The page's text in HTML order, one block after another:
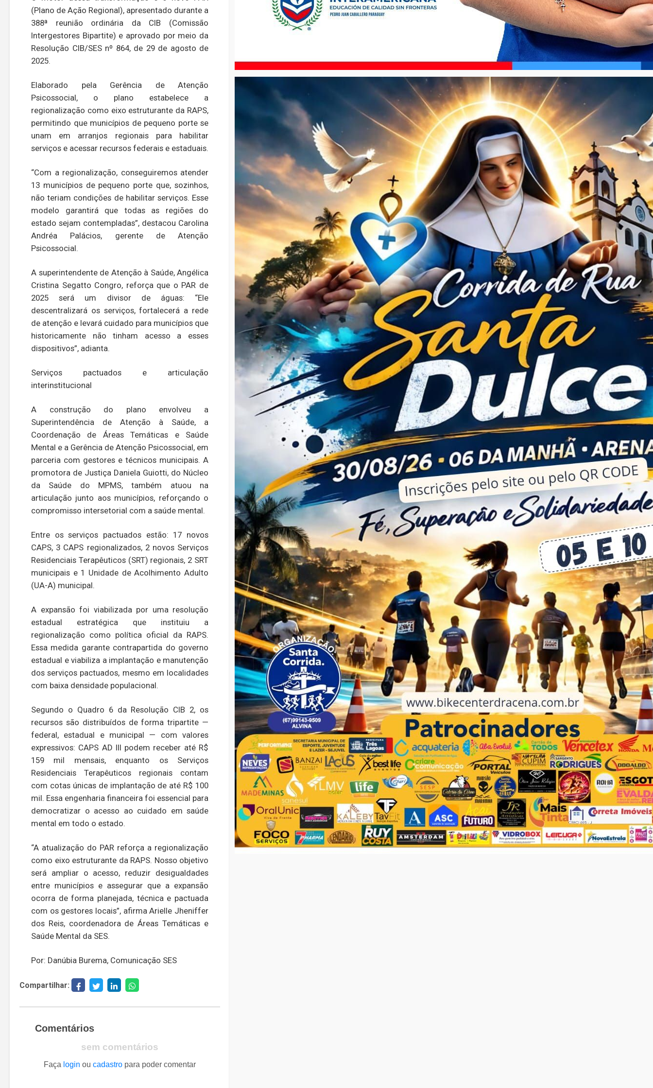
(Plano de Ação Regional), apresentado durante a
388ª reunião ordinária da CIB (Comissão
Intergestores Bipartite) e aprovado por meio da
Resolução CIB/SES nº 864, de 29 de agosto de
2025.
Elaborado pela Gerência de Atenção
Psicossocial, o plano estabelece a
regionalização como eixo estruturante da RAPS,
permitindo que municípios de pequeno porte se
unam em arranjos regionais para habilitar
serviços e acessar recursos federais e estaduais.
“Com a regionalização, conseguiremos atender
13 municípios de pequeno porte que, sozinhos,
não teriam condições de habilitar serviços. Esse
modelo garantirá que todas as regiões do
estado sejam contempladas”, destacou Carolina
Andréa Palácios, gerente de Atenção
Psicossocial.
A superintendente de Atenção à Saúde, Angélica
Cristina Segatto Congro, reforça que o PAR de
2025 será um divisor de águas: “Ele
descentralizará os serviços, fortalecerá a rede
de atenção e levará cuidado para municípios que
historicamente não tinham acesso a esses
dispositivos”, adianta.
Serviços pactuados e articulação
interinstitucional
A construção do plano envolveu a
Superintendência de Atenção à Saúde, a
Coordenação de Áreas Temáticas e Saúde
Mental e a Gerência de Atenção Psicossocial, em
parceria com gestores e técnicos municipais. A
promotora de Justiça Daniela Guiotti, do Núcleo
da Saúde do MPMS, também atuou na
articulação junto aos municípios, reforçando o
compromisso intersetorial com a saúde mental.
Entre os serviços pactuados estão: 17 novos
CAPS, 3 CAPS regionalizados, 2 novos Serviços
Residenciais Terapêuticos (SRT) regionais, 2 SRT
municipais e 1 Unidade de Acolhimento Adulto
(UA-A) municipal.
A expansão foi viabilizada por uma resolução
estadual estratégica que instituiu a
regionalização como política oficial da RAPS.
Essa medida garante contrapartida do governo
estadual e viabiliza a implantação e manutenção
dos serviços pactuados, mesmo em localidades
com baixa densidade populacional.
Segundo o Quadro 6 da Resolução CIB 2, os
recursos são distribuídos de forma tripartite —
federal, estadual e municipal — com valores
expressivos: CAPS AD III podem receber até R$
159 mil mensais, enquanto os Serviços
Residenciais Terapêuticos regionais contam
com cotas únicas de implantação de até R$ 100
mil. Essa engenharia financeira foi essencial para
democratizar o acesso ao cuidado em saúde
mental em todo o estado.
“A atualização do PAR reforça a regionalização
como eixo estruturante da RAPS. Nosso objetivo
será ampliar o acesso, reduzir desigualdades
entre municípios e assegurar que a expansão
ocorra de forma planejada, técnica e pactuada
com os gestores locais”, afirma Arielle Jheniffer
dos Reis, coordenadora de Áreas Temáticas e
Saúde Mental da SES.
Por: Danúbia Burema, Comunicação SES
Compartilhar:
Comentários
sem comentários
Faça login ou cadastro para poder comentar